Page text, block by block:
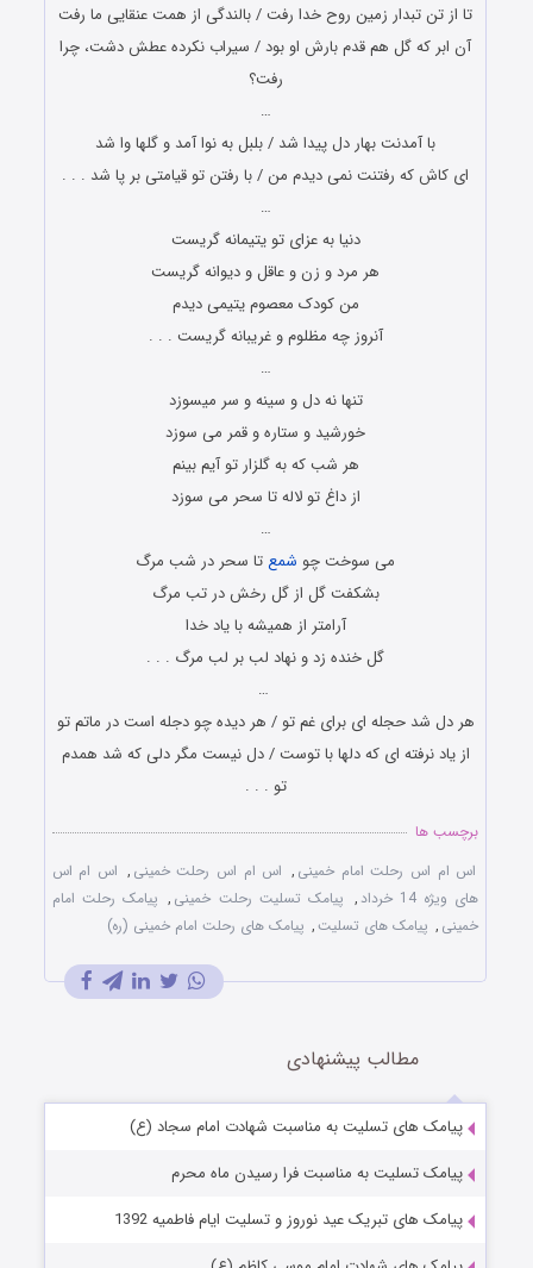
تا از تن تبدار زمین روح خدا رفت / بالندگی از همت عنقایی ما رفت
آن ابر که گل هم قدم بارش او بود / سیراب نکرده عطش دشت، چرا
رفت؟
…
با آمدنت بهار دل پیدا شد / بلبل به نوا آمد و گلها وا شد
ای کاش که رفتنت نمی دیدم من / با رفتن تو قیامتی بر پا شد . . .
…
دنیا به عزای تو یتیمانه گریست
هر مرد و زن و عاقل و دیوانه گریست
من کودک معصوم یتیمی دیدم
آنروز چه مظلوم و غریبانه گریست . . .
…
تنها نه دل و سینه و سر میسوزد
خورشید و ستاره و قمر می سوزد
هر شب که به گلزار تو آیم بینم
از داغ تو لاله تا سحر می سوزد
…
می سوخت چو شمع تا سحر در شب مرگ
بشکفت گل از گل رخش در تب مرگ
آرامتر از همیشه با یاد خدا
گل خنده زد و نهاد لب بر لب مرگ . . .
…
هر دل شد حجله ای برای غم تو / هر دیده چو دجله است در ماتم تو
از یاد نرفته ای که دلها با توست / دل نیست مگر دلی که شد همدم
تو . . .
برچسب ها
اس ام اس رحلت امام خمینی , اس ام اس رحلت خمینی , اس ام اس
های ویژه 14 خرداد
, پیامک تسلیت رحلت خمینی , پیامک رحلت امام
خمینی , پیامک های تسلیت, پیامک های رحلت امام خمینی (ره)
مطالب پیشنهادی
پیامک های تسلیت به مناسبت شهادت امام سجاد (ع)
پیامک تسلیت به مناسبت فرا رسیدن ماه محرم
پیامک های تبریک عید نوروز و تسلیت ایام فاطمیه 1392